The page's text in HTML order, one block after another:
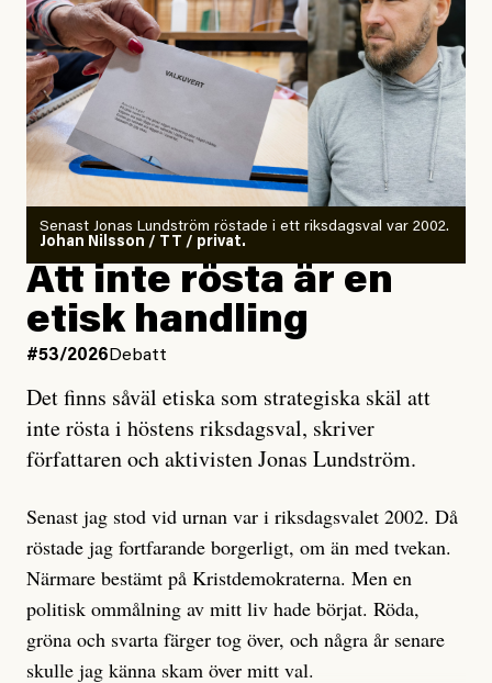
skapar betydligt mer oro i palestinarörelsen – och den
oberoende vänstern – än den porträtterade personen
eller dess bakgrund.
Det finns en väldigt enkel regel inom alla politiska
rörelser när det gäller misstänkta infiltratörer:
Antingen har en bevis på att de är infiltratörer, och då
ska en gå ut med det så fort det bara går för att skydda
rörelsen. Eller så har en inga bevis, bara misstankar,
och då ska en efterforska diskret, just för att inte skapa
oro inom rörelsen.
Artikeln undersöker inte, som ETC påstår, ”vad som
är sant, vad som är rykten”, utan den bidrar bara till
ännu mer ryktesspridning. Det finns inte ett enda bevis
misstänkta personen är en infiltratör. Det som läsaren
får veta är att personen har ändrat sina politiska åsikter
under åren, att den har raderat tidigare innehåll på sina
sociala medier, att artikelns författare inte förstår sig
på personens ekonomi och att det tydligen finns
anonyma röster inom rörelsen som säger saker som
Senast Jonas Lundström röstade i ett riksdagsval var 2002.
Johan Nilsson / TT / privat.
Att inte rösta är en
etisk handling
#53/2026 Debatt
Det finns såväl etiska som strategiska skäl att
inte rösta i höstens riksdagsval, skriver
författaren och aktivisten Jonas Lundström.
Senast jag stod vid urnan var i riksdagsvalet 2002. Då
röstade jag fortfarande borgerligt, om än med tvekan.
Närmare bestämt på Kristdemokraterna. Men en
politisk ommålning av mitt liv hade börjat. Röda,
gröna och svarta färger tog över, och några år senare
skulle jag känna skam över mitt val.